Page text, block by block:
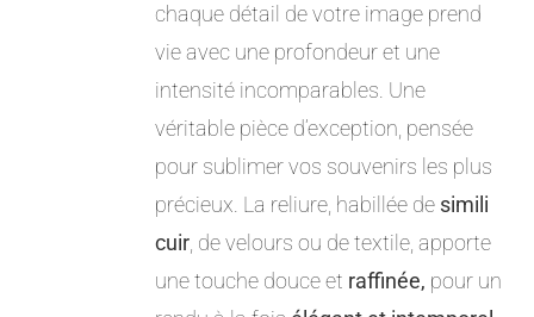
chaque détail de votre image prend
vie avec une profondeur et une
intensité incomparables. Une
véritable pièce d’exception, pensée
pour sublimer vos souvenirs les plus
précieux. La reliure, habillée de simili
cuir, de velours ou de textile, apporte
une touche douce et raffinée, pour un